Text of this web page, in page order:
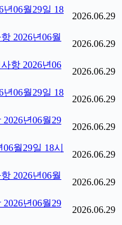
06월29일 18
2026.06.29
2026년06월
2026.06.29
항 2026년06
2026.06.29
06월29일 18
2026.06.29
년06월29
2026.06.29
월29일 18시
2026.06.29
2026년06월
2026.06.29
년06월29
2026.06.29